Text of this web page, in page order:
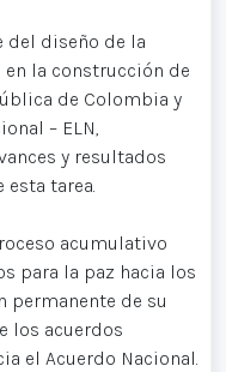
del diseño de la
la construcción de
de Colombia y
– ELN,
y resultados
tarea.
acumulativo
para la paz hacia los
de su
los acuerdos
el Acuerdo Nacional.